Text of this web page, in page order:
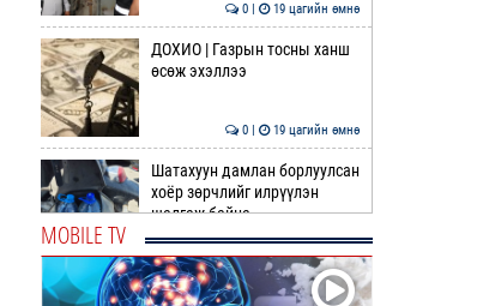
0 | 19 цагийн өмнө
ДОХИО | Газрын тосны ханш
өсөж эхэллээ
0 | 19 цагийн өмнө
Шатахуун дамлан борлуулсан
хоёр зөрчлийг илрүүлэн
шалгаж байна
АҮЭБЯ: Шатахуун олгох
MOBILE TV